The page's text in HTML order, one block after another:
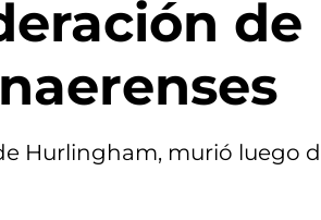
de
Hurlingham, murió luego